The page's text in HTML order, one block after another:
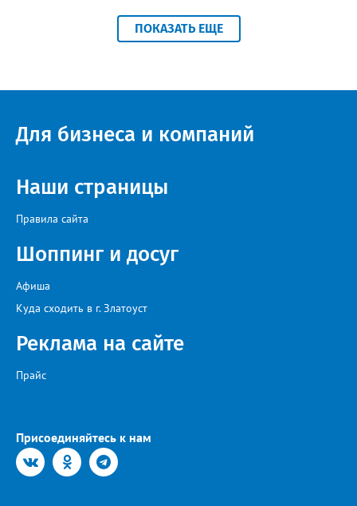
федеральном университете с участием Президента Российской
Федерации Владимира Путина, который поздравил участников
конкурса «Большая перемена» ждёт многодневное
космодроме Байконур, а также в крупных городах по дороге.
ПОКАЗАТЬ ЕЩЕ
Для бизнеса и компаний
Наши страницы
Правила сайта
Шоппинг и досуг
Афиша
Куда сходить в г. Златоуст
Реклама на сайте
Прайс
Присоединяйтесь к нам